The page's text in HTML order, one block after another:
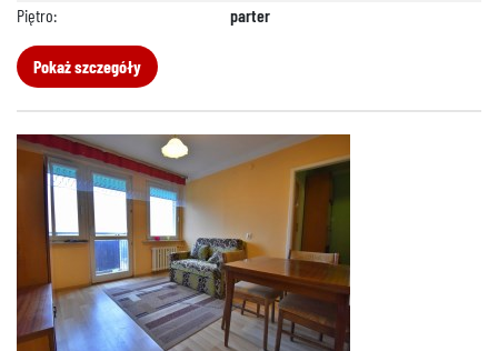
Piętro:
parter
Pokaż szczegóły